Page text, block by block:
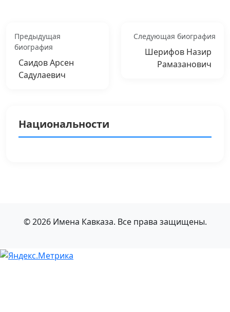
Предыдущая
биография
Саидов Арсен
Садулаевич
Следующая биография
Шерифов Назир
Рамазанович
Национальности
© 2026 Имена Кавказа. Все права защищены.